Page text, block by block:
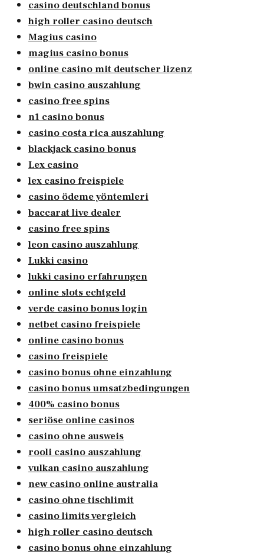
casino deutschland bonus
high roller casino deutsch
Magius casino
magius casino bonus
online casino mit deutscher lizenz
bwin casino auszahlung
casino free spins
n1 casino bonus
casino costa rica auszahlung
blackjack casino bonus
Lex casino
lex casino freispiele
casino ödeme yöntemleri
baccarat live dealer
casino free spins
leon casino auszahlung
Lukki casino
lukki casino erfahrungen
online slots echtgeld
verde casino bonus login
netbet casino freispiele
online casino bonus
casino freispiele
casino bonus ohne einzahlung
casino bonus umsatzbedingungen
400% casino bonus
seriöse online casinos
casino ohne ausweis
rooli casino auszahlung
vulkan casino auszahlung
new casino online australia
casino ohne tischlimit
casino limits vergleich
high roller casino deutsch
casino bonus ohne einzahlung